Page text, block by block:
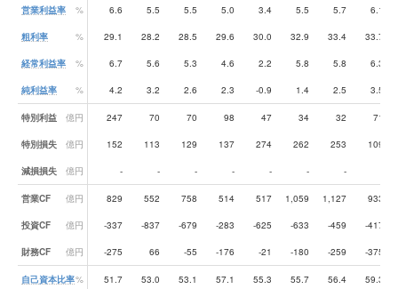
営業利益率 % 6.6 5.5 5.5 5.0 3.4 5.5 5.7 6.1
粗利率 % 29.1 28.2 28.5 29.6 30.0 32.9 33.4 33.7
経常利益率 % 6.7 5.6 5.3 4.6 2.2 5.8 5.8 6.3
純利益率 % 4.2 3.2 2.6 2.3 -0.9 1.4 2.5 3.5
特別利益 億円 247 70 70 98 47 34 32 71
特別損失 億円 152 113 129 137 274 262 253 109
減損損失 億円 - - - - - - -
営業CF 億円 829 552 758 514 517 1,059 1,127 933
投資CF 億円 -337 -837 -679 -283 -625 -633 -459 -417
財務CF 億円 -275 66 -55 -176 -21 -180 -259 -375
自己資本比率% 51.7 53.0 53.1 57.1 55.3 55.7 56.4 59.3